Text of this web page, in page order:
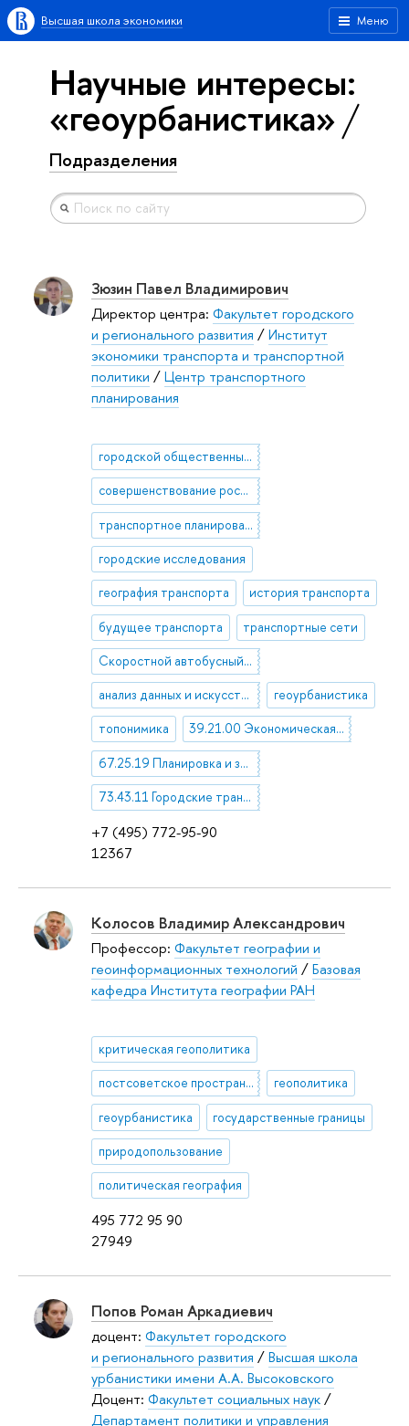
Меню
Высшая школа экономики
Научные интересы:
«геоурбанистика»
Подразделения
+7 (495) 772-95-90
12367
Зюзин Павел Владимирович
Директор центра: Факультет городского
и регионального развития /Институт
экономики транспорта и транспортной
политики /Центр транспортного
планирования
городской общественный транспорт
совершенствование российского транспортного законодательства
транспортное планирование
городские исследования
география транспорта история транспорта
будущее транспорта транспортные сети
Скоростной автобусный транспорт (BRT)
анализ данных и искусственный интеллект геоурбанистика
топонимика 39.21.00 Экономическая и социальная география
67.25.19 Планировка и застройка городов и населенных мест. Города и городские агломерации
73.43.11 Городские транспортные пути и сети
495 772 95 90
27949
Колосов Владимир Александрович
Профессор: Факультет географии и
геоинформационных технологий /Базовая
кафедра Института географии РАН
критическая геополитика
постсоветское пространство геополитика
геоурбанистика государственные границы
природопользование
политическая география
Попов Роман Аркадиевич
доцент: Факультет городского
и регионального развития /Высшая школа
урбанистики имени А.А. Высоковского
Доцент: Факультет социальных наук/
Департамент политики и управления